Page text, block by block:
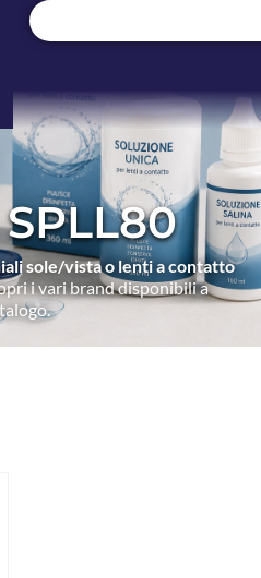
sole/vista o lenti a contatto
i vari brand disponibili a